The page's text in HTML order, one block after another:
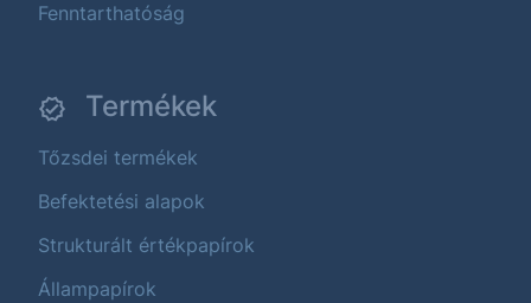
Fenntarthatóság
Termékek
Tőzsdei termékek
Befektetési alapok
Strukturált értékpapírok
Állampapírok